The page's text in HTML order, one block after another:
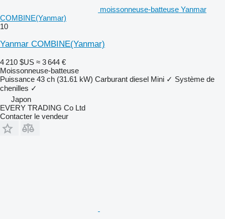
moissonneuse-batteuse Yanmar
COMBINE(Yanmar)
10
Yanmar COMBINE(Yanmar)
4 210 $US ≈ 3 644 €
Moissonneuse-batteuse
Puissance 43 ch (31.61 kW) Carburant diesel Mini ✓ Système de
chenilles ✓
Japon
EVERY TRADING Co Ltd
Contacter le vendeur